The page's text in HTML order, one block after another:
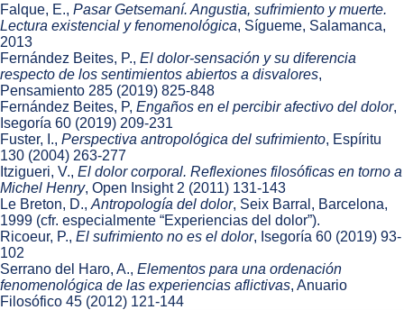
Falque, E., Pasar Getsemaní. Angustia, sufrimiento y muerte.
Lectura existencial y fenomenológica, Sígueme, Salamanca,
2013
Fernández Beites, P., El dolor-sensación y su diferencia
respecto de los sentimientos abiertos a disvalores,
Pensamiento 285 (2019) 825-848
Fernández Beites, P, Engaños en el percibir afectivo del dolor,
Isegoría 60 (2019) 209-231
Fuster, I., Perspectiva antropológica del sufrimiento, Espíritu
130 (2004) 263-277
Itzigueri, V., El dolor corporal. Reflexiones filosóficas en torno a
Michel Henry, Open Insight 2 (2011) 131-143
Le Breton, D., Antropología del dolor, Seix Barral, Barcelona,
1999 (cfr. especialmente “Experiencias del dolor”).
Ricoeur, P., El sufrimiento no es el dolor, Isegoría 60 (2019) 93-
102
Serrano del Haro, A., Elementos para una ordenación
fenomenológica de las experiencias aflictivas, Anuario
Filosófico 45 (2012) 121-144